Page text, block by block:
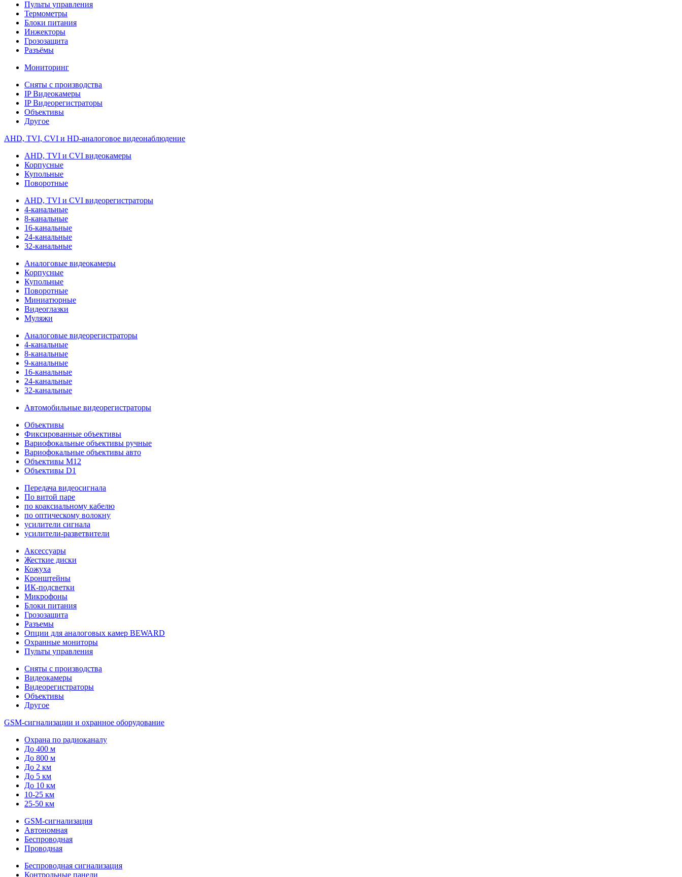
Пульты управления
Термометры
Блоки питания
Инжекторы
Грозозащита
Разъёмы
Мониторинг
Сняты с производства
IP Видеокамеры
IP Видеорегистраторы
Объективы
Другое
AHD, TVI, CVI и HD-аналоговое видеонаблюдение
AHD, TVI и CVI видеокамеры
Корпусные
Купольные
Поворотные
AHD, TVI и CVI видеорегистраторы
4-канальные
8-канальные
16-канальные
24-канальные
32-канальные
Аналоговые видеокамеры
Корпусные
Купольные
Поворотные
Миниатюрные
Видеоглазки
Муляжи
Аналоговые видеорегистраторы
4-канальные
8-канальные
9-канальные
16-канальные
24-канальные
32-канальные
Автомобильные видеорегистраторы
Объективы
Фиксированные объективы
Вариофокальные объективы ручные
Вариофокальные объективы авто
Объективы M12
Объективы D1
Передача видеосигнала
По витой паре
по коаксиальному кабелю
по оптическому волокну
усилители сигнала
усилители-разветвители
Аксессуары
Жесткие диски
Кожуха
Кронштейны
ИК-подсветки
Микрофоны
Блоки питания
Грозозащита
Разъемы
Опции для аналоговых камер BEWARD
Охранные мониторы
Пульты управления
Сняты с производства
Видеокамеры
Видеорегистраторы
Объективы
Другое
GSM-сигнализации и охранное оборудование
Охрана по радиоканалу
До 400 м
До 800 м
До 2 км
До 5 км
До 10 км
10-25 км
25-50 км
GSM-сигнализация
Автономная
Беспроводная
Проводная
Беспроводная сигнализация
Контрольные панели